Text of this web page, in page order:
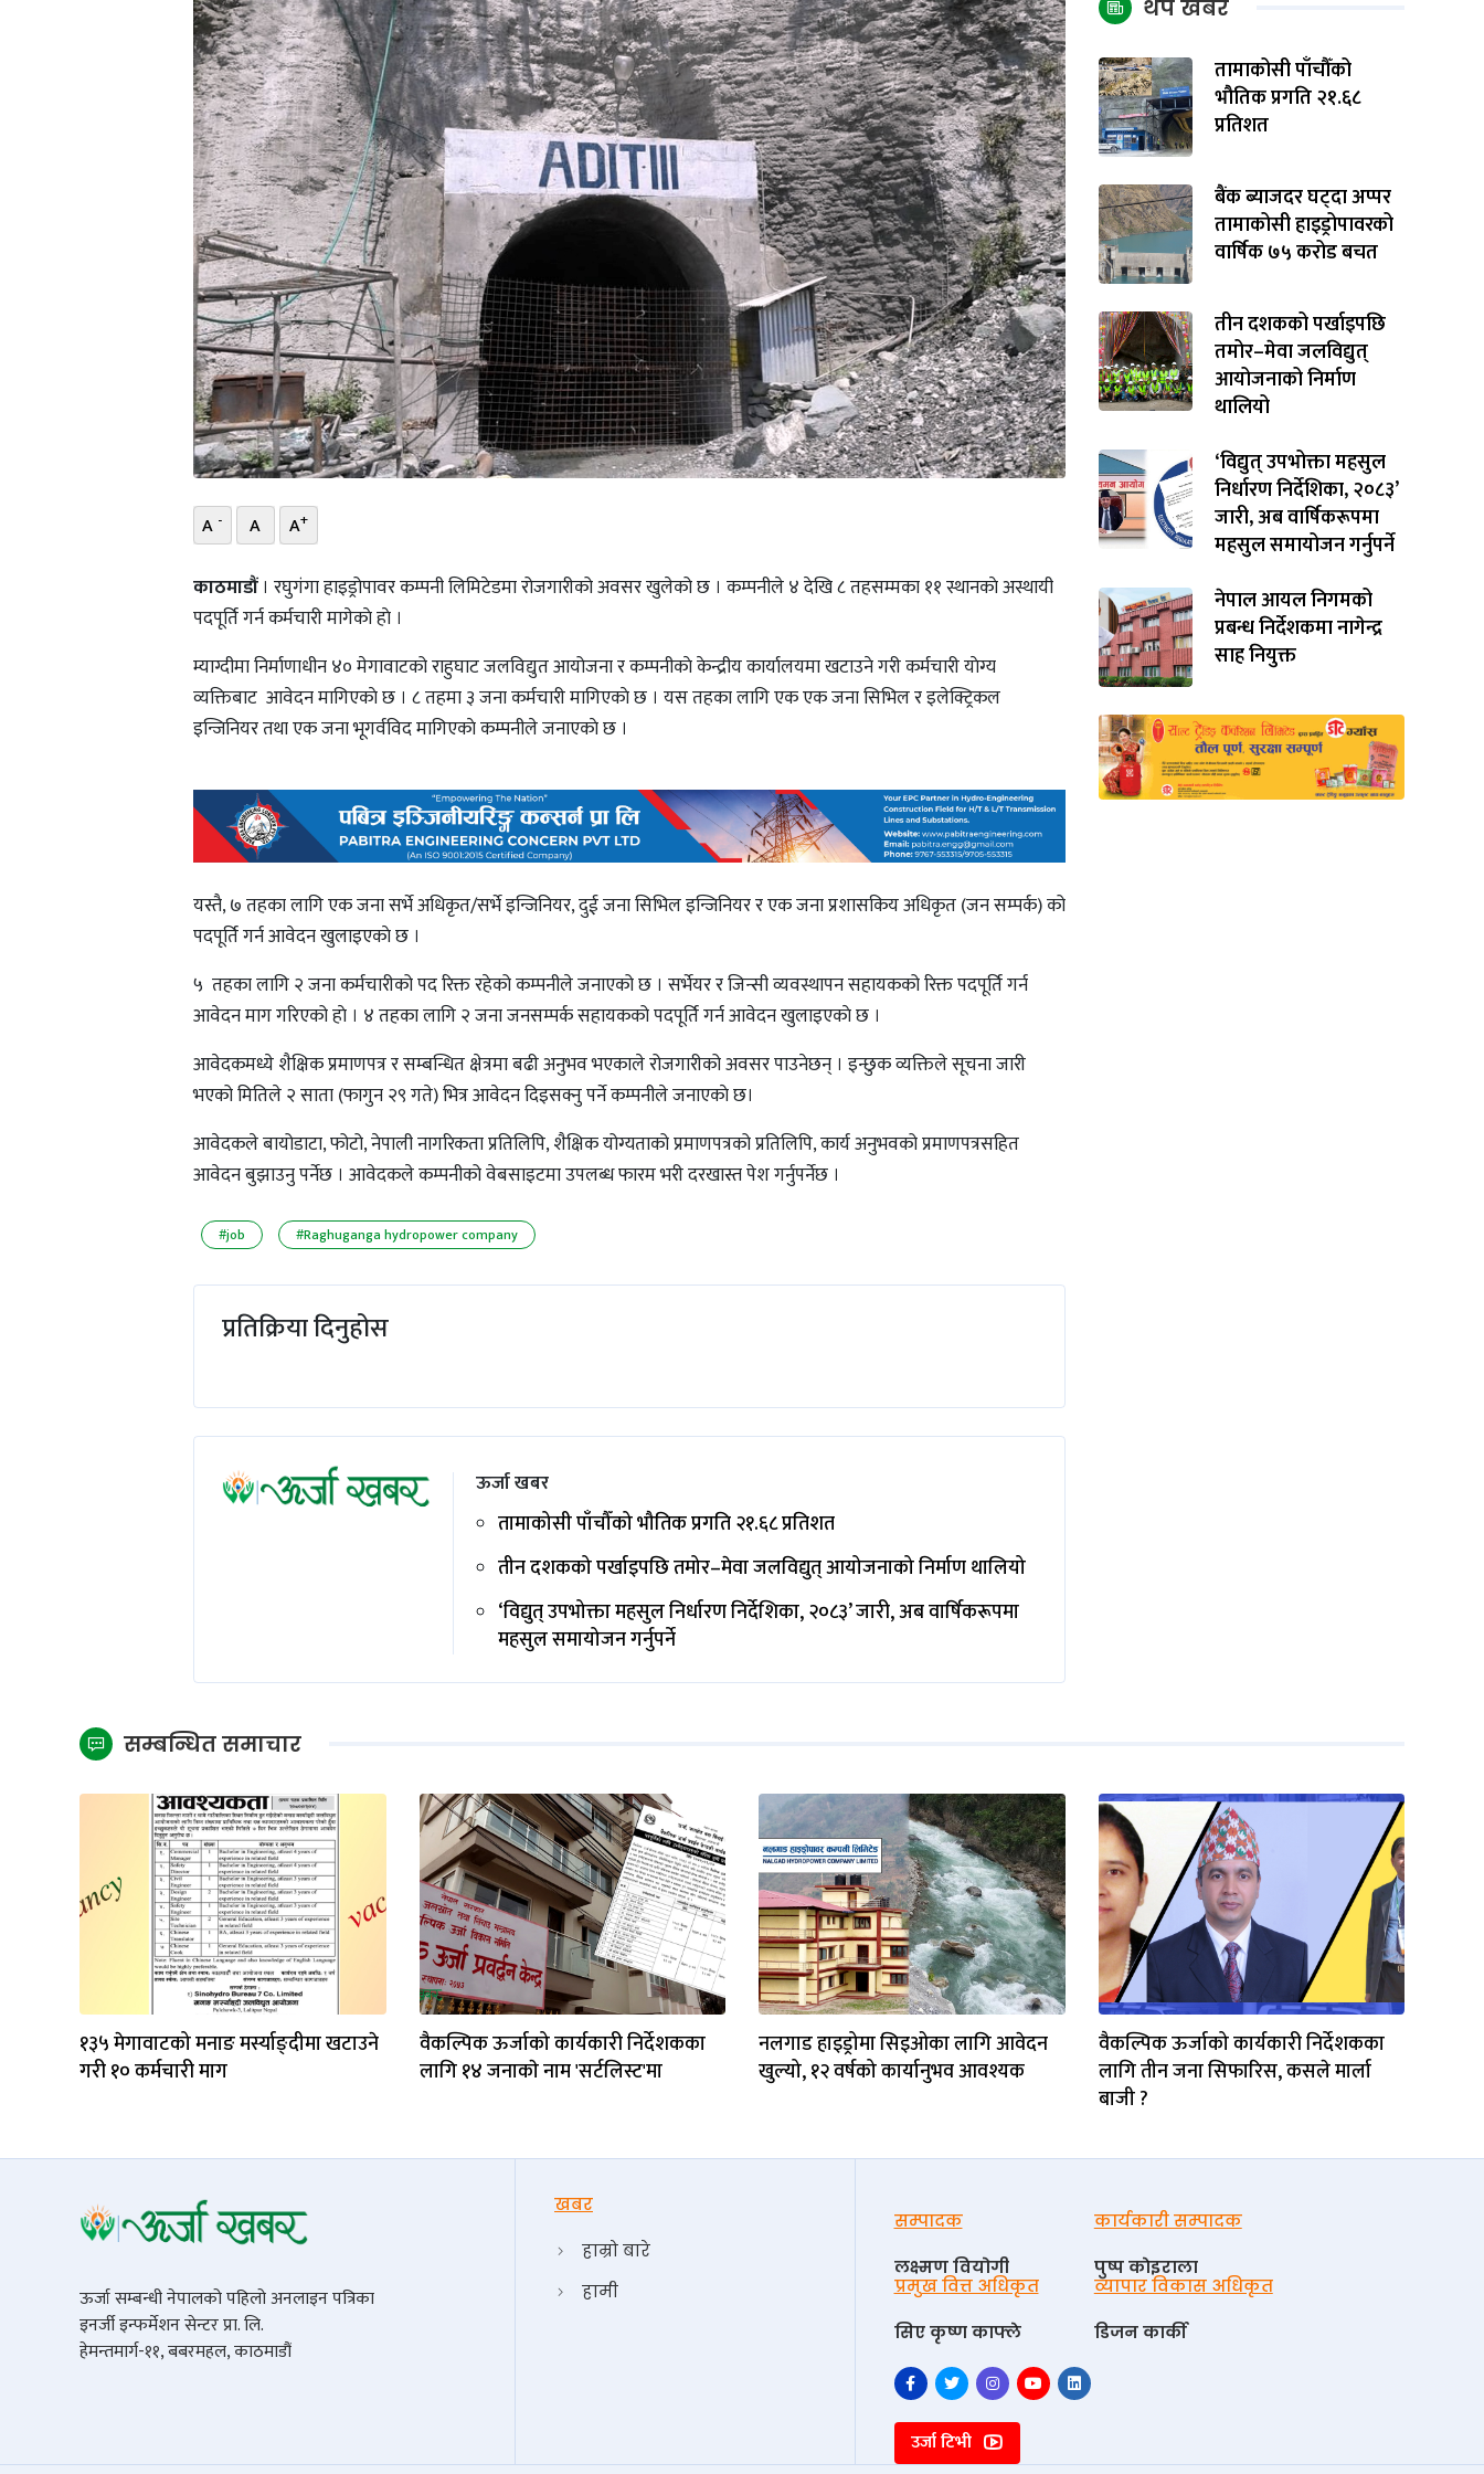
A - A A+
काठमाडौं। रघुगंगा हाइड्रोपावर कम्पनी लिमिटेडमा रोजगारीको अवसर खुलेको छ । कम्पनीले ४ देखि ८ तहसम्मका ११ स्थानकाे अस्थायी
पदपूर्ति गर्न कर्मचारी मागेकाे हाे ।
म्याग्दीमा निर्माणाधीन ४० मेगावाटको राहुघाट जलविद्युत आयोजना र कम्पनीकाे केन्द्रीय कार्यालयमा खटाउने गरी कर्मचारी याेग्य
व्यक्तिबाट आवेदन मागिएकाे छ । ८ तहमा ३ जना कर्मचारी मागिएकाे छ । यस तहका लागि एक एक जना सिभिल र इलेक्ट्रिकल
इन्जिनियर तथा एक जना भूगर्वविद मागिएकाे कम्पनीले जनाएकाे छ ।
यस्तै, ७ तहका लागि एक जना सर्भे अधिकृत/सर्भे इन्जिनियर, दुई जना सिभिल इन्जिनियर र एक जना प्रशासकिय अधिकृत (जन सम्पर्क) को
पदपूर्ति गर्न आवेदन खुलाइएकाे छ ।
५ तहका लागि २ जना कर्मचारीको पद रिक्त रहेको कम्पनीले जनाएको छ । सर्भेयर र जिन्सी व्यवस्थापन सहायकको रिक्त पदपूर्ति गर्न
आवेदन माग गरिएको हाे । ४ तहका लागि २ जना जनसम्पर्क सहायकको पदपूर्ति गर्न आवेदन खुलाइएकाे छ ।
आवेदकमध्ये शैक्षिक प्रमाणपत्र र सम्बन्धित क्षेत्रमा बढी अनुभव भएकाले रोजगारीको अवसर पाउनेछन् । इन्छुक व्यक्तिले सूचना जारी
भएको मितिले २ साता (फागुन २९ गते) भित्र आवेदन दिइसक्नु पर्ने कम्पनीले जनाएकाे छ।
आवेदकले बायोडाटा, फोटो, नेपाली नागरिकता प्रतिलिपि, शैक्षिक योग्यताको प्रमाणपत्रको प्रतिलिपि, कार्य अनुभवको प्रमाणपत्रसहित
आवेदन बुझाउनु पर्नेछ । आवेदकले कम्पनीको वेबसाइटमा उपलब्ध फारम भरी दरखास्त पेश गर्नुपर्नेछ ।
#job #Raghuganga hydropower company
प्रतिक्रिया दिनुहोस
ऊर्जा खबर
तामाकोसी पाँचौँको भौतिक प्रगति २१.६८ प्रतिशत
तीन दशकको पर्खाइपछि तमोर–मेवा जलविद्युत् आयोजनाको निर्माण थालियो
‘विद्युत् उपभोक्ता महसुल निर्धारण निर्देशिका, २०८३’ जारी, अब वार्षिकरूपमा
महसुल समायोजन गर्नुपर्ने
थप खबर
तामाकोसी पाँचौँको
भौतिक प्रगति २१.६८
प्रतिशत
बैंक ब्याजदर घट्दा अप्पर
तामाकोसी हाइड्रोपावरको
वार्षिक ७५ करोड बचत
तीन दशकको पर्खाइपछि
तमोर–मेवा जलविद्युत्
आयोजनाको निर्माण
थालियो
‘विद्युत् उपभोक्ता महसुल
निर्धारण निर्देशिका, २०८३’
जारी, अब वार्षिकरूपमा
महसुल समायोजन गर्नुपर्ने
नेपाल आयल निगमको
प्रबन्ध निर्देशकमा नागेन्द्र
साह नियुक्त
सम्बन्धित समाचार
१३५ मेगावाटको मनाङ मर्स्याङ्दीमा खटाउने
गरी १० कर्मचारी माग
वैकल्पिक ऊर्जाको कार्यकारी निर्देशकका
लागि १४ जनाकाे नाम 'सर्टलिस्ट'मा
नलगाड हाइड्रोमा सिइओका लागि आवेदन
खुल्यो, १२ वर्षको कार्यानुभव आवश्यक
वैकल्पिक ऊर्जाको कार्यकारी निर्देशकका
लागि तीन जना सिफारिस, कसले मार्ला
बाजी ?
ऊर्जा सम्बन्धी नेपालको पहिलो अनलाइन पत्रिका
इनर्जी इन्फर्मेशन सेन्टर प्रा. लि.
हेमन्तमार्ग-११, बबरमहल, काठमाडौं
खबर
हाम्रो बारे
हामी
सम्पादक
लक्ष्मण वियोगी
कार्यकारी सम्पादक
पुष्प काेइराला
प्रमुख वित्त अधिकृत
सिए कृष्ण काफ्ले
व्यापार विकास अधिकृत
डिजन कार्की
उर्जा टिभी